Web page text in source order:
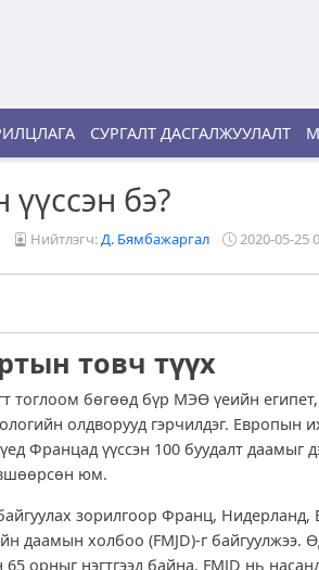
СУРГАЛТ ДАСГАЛЖУУЛАЛТ
бэ?
Нийтлэгч:Д. Бямбажаргал 2020-05-25
товч түүх
тоглоом бөгөөд бүр МЭӨ үеийн
олдворууд гэрчилдэг. Европын
Францад үүссэн 100 буудалт даамыг
юм.
зорилгоор Франц, Нидерланд,
даамын холбоо (FMJD)-г байгуулжээ.
65 орныг нэгтгээд байна. FMJD нь